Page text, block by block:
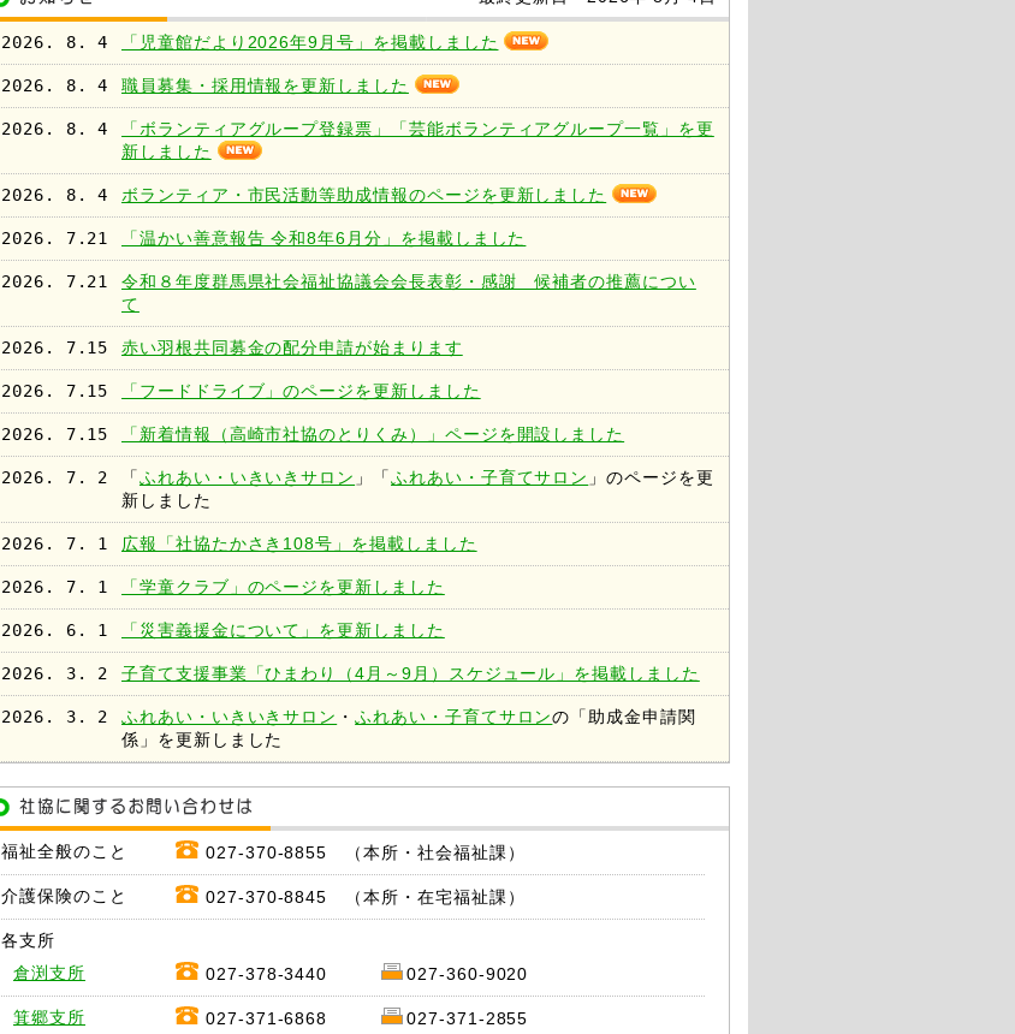
2026. 8. 4 「児童館だより2026年9月号」を掲載しました
2026. 8. 4 職員募集・採用情報を更新しました
2026. 8. 4
「ボランティアグループ登録票」「芸能ボランティアグループ一覧」を更
新しました
2026. 8. 4 ボランティア・市民活動等助成情報のページを更新しました
2026. 7.21 「温かい善意報告 令和8年6月分」を掲載しました
2026. 7.21
令和８年度群馬県社会福祉協議会会長表彰・感謝 候補者の推薦につい
て
2026. 7.15 赤い羽根共同募金の配分申請が始まります
2026. 7.15 「フードドライブ」のページを更新しました
2026. 7.15 「新着情報（高崎市社協のとりくみ）」ページを開設しました
2026. 7. 2 「 ふれあい・いきいきサロン 」「ふれあい・子育てサロン 」のページを更
新しました
2026. 7. 1 広報「社協たかさき108号」を掲載しました
2026. 7. 1 「学童クラブ」のページを更新しました
2026. 6. 1 「災害義援金について」を更新しました
2026. 3. 2 子育て支援事業「ひまわり（4月～9月）スケジュール」を掲載しました
2026. 3. 2 ふれあい・いきいきサロン ・ふれあい・子育てサロンの「助成金申請関
係」を更新しました
福祉全般のこと 027-370-8855 （本所・社会福祉課）
介護保険のこと 027-370-8845 （本所・在宅福祉課）
各支所
倉渕支所 027-378-3440 027-360-9020
箕郷支所 027-371-6868 027-371-2855